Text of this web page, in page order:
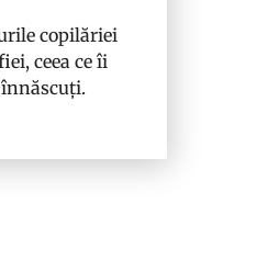
copilăriei
ceea ce îi